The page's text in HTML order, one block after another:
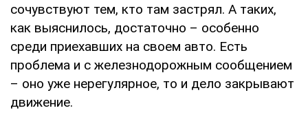
сочувствуют тем, кто там застрял. А таких,
как выяснилось, достаточно – особенно
среди приехавших на своем авто. Есть
проблема и с железнодорожным сообщением
– оно уже нерегулярное, то и дело закрывают
движение.